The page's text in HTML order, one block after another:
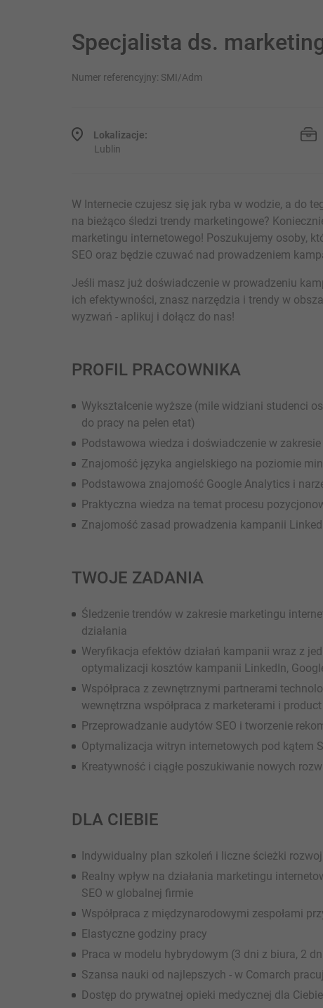
Specjalista ds.
Numer referencyjny: SMI/Adm
Lokalizacje:
Lublin
W Internecie czujesz się jak ryba w wodzie, a do
na bieżąco śledzi trendy marketingowe?
marketingu internetowego! Poszukujemy osoby,
SEO oraz będzie czuwać nad prowadzeniem
Jeśli masz już doświadczenie w prowadzeniu
ich efektywności, znasz narzędzia i trendy w
wyzwań - aplikuj i dołącz do nas!
PROFIL PRACOWNIKA
Wykształcenie wyższe (mile widziani studenci
do pracy na pełen etat)
Podstawowa wiedza i doświadczenie w
Znajomość języka angielskiego na poziomie
Podstawowa znajomość Google Analytics i
Praktyczna wiedza na temat procesu
Znajomość zasad prowadzenia kampanii
TWOJE ZADANIA
Śledzenie trendów w zakresie marketingu
działania
Weryfikacja efektów działań kampanii wraz z
optymalizacji kosztów kampanii LinkedIn,
Współpraca z zewnętrznymi partnerami
wewnętrzna współpraca z marketerami i
Przeprowadzanie audytów SEO i tworzenie
Optymalizacja witryn internetowych pod kątem
Kreatywność i ciągłe poszukiwanie nowych
DLA CIEBIE
Indywidualny plan szkoleń i liczne ścieżki
Realny wpływ na działania marketingu
SEO w globalnej firmie
Współpraca z międzynarodowymi zespołami
Elastyczne godziny pracy
Praca w modelu hybrydowym (3 dni z biura, 2
Szansa nauki od najlepszych - w Comarch
Dostęp do prywatnej opieki medycznej dla